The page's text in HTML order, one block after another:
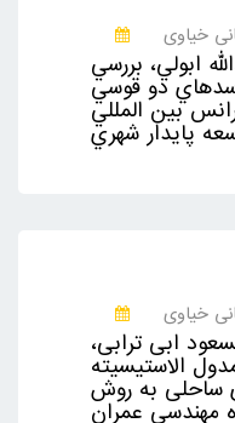
خیاوی
ابولي، بررسي
سدهاي دو قوسي
بين المللي
پايدار شهري
خیاوی
ابی ترابی،
الاستیسیته
ساحلی به روش
مهندسی عمران